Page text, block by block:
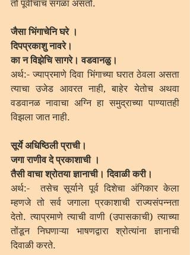
तो पूर्वीचाच सगळा असतो.
जैसा भिंगाचेनि घरे ।
दिपप्रकाशु नावरे।
का न विझेचि सागरे। वडवानळु।
अर्थ:- ज्याप्रमाणे दिवा भिंगाच्या घरात ठेवला असता
त्याचा उजेड आवरत नाही, बाहेर येतोच अथवा
वडवानळ नावाचा अग्नि हा समुद्राच्या पाण्यातही
विझला जात नाही.
सूर्ये अधिष्ठिली प्राची।
जगा राणीव दे प्रकाशाची ।
तैसी वाचा श्रोतया ज्ञानाची। दिवाळी करी।
अर्थ:-  तसेच सूर्याने पूर्व दिशेचा अंगिकार केला
म्हणजे तो सर्व जगाला प्रकाशाची राज्यसंपन्नता
देतो. त्याप्रमाणे त्याची वाणी (उपासकाची) त्याच्या
तोंडून निघणाऱ्या भाषणद्वारा श्रोत्यांना ज्ञानाची
दिवाळी करते.